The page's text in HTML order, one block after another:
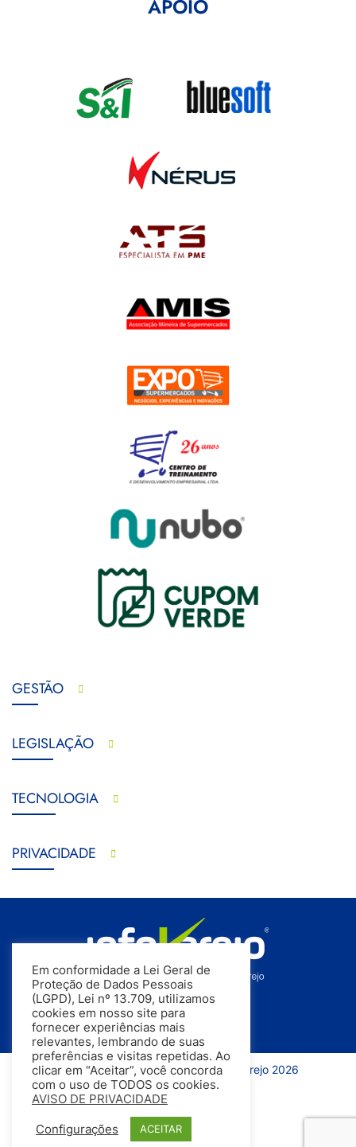
APOIO
GESTÃO
LEGISLAÇÃO
TECNOLOGIA
PRIVACIDADE
Todos os direitos reservados | InfoVarejo 2026
Em conformidade a Lei Geral de
Proteção de Dados Pessoais
(LGPD), Lei nº 13.709, utilizamos
cookies em nosso site para
fornecer experiências mais
relevantes, lembrando de suas
preferências e visitas repetidas. Ao
clicar em “Aceitar”, você concorda
com o uso de TODOS os cookies.
AVISO DE PRIVACIDADE
Configurações ACEITAR